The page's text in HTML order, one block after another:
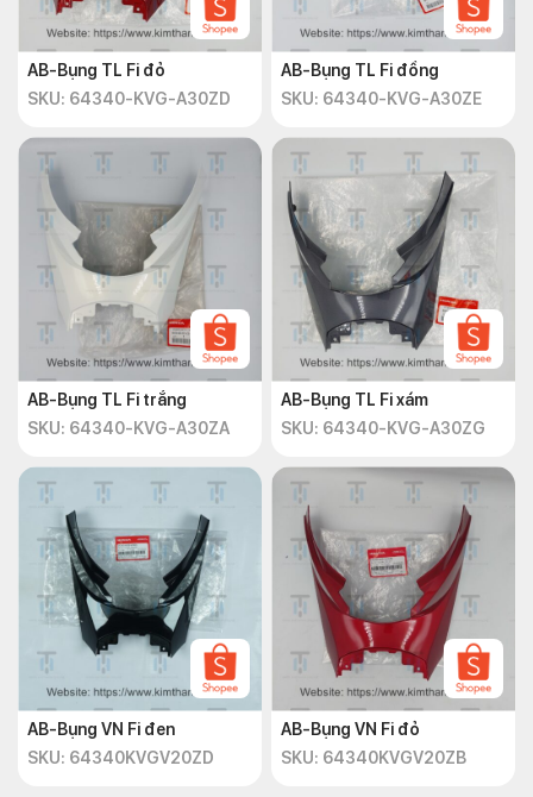
AB-Bụng TL Fi đỏ
SKU: 64340-KVG-A30ZD
AB-Bụng TL Fi đồng
SKU: 64340-KVG-A30ZE
AB-Bụng TL Fi trắng
SKU: 64340-KVG-A30ZA
AB-Bụng TL Fi xám
SKU: 64340-KVG-A30ZG
AB-Bụng VN Fi đen
SKU: 64340KVGV20ZD
AB-Bụng VN Fi đỏ
SKU: 64340KVGV20ZB